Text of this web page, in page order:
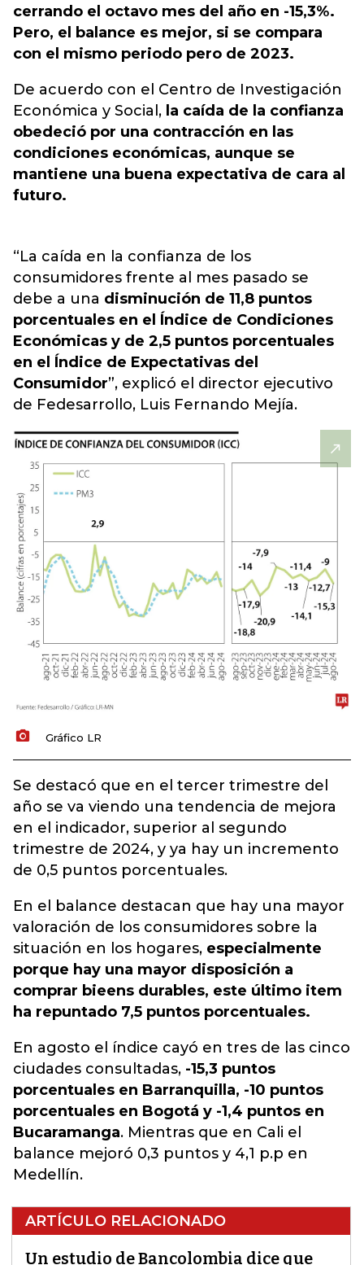
cerrando el octavo mes del año en -15,3%.
Pero, el balance es mejor, si se compara
con el mismo periodo pero de 2023.
De acuerdo con el Centro de Investigación
Económica y Social, la caída de la confianza
obedeció por una contracción en las
condiciones económicas, aunque se
mantiene una buena expectativa de cara al
futuro.
“La caída en la confianza de los
consumidores frente al mes pasado se
debe a una disminución de 11,8 puntos
porcentuales en el Índice de Condiciones
Económicas y de 2,5 puntos porcentuales
en el Índice de Expectativas del
Consumidor”, explicó el director ejecutivo
de Fedesarrollo, Luis Fernando Mejía.
Gráfico LR
Se destacó que en el tercer trimestre del
año se va viendo una tendencia de mejora
en el indicador, superior al segundo
trimestre de 2024, y ya hay un incremento
de 0,5 puntos porcentuales.
En el balance destacan que hay una mayor
valoración de los consumidores sobre la
situación en los hogares, especialmente
porque hay una mayor disposición a
comprar bieens durables, este último item
ha repuntado 7,5 puntos porcentuales.
En agosto el índice cayó en tres de las cinco
ciudades consultadas, -15,3 puntos
porcentuales en Barranquilla, -10 puntos
porcentuales en Bogotá y -1,4 puntos en
Bucaramanga. Mientras que en Cali el
balance mejoró 0,3 puntos y 4,1 p.p en
Medellín.
ARTÍCULO RELACIONADO
Un estudio de Bancolombia dice que